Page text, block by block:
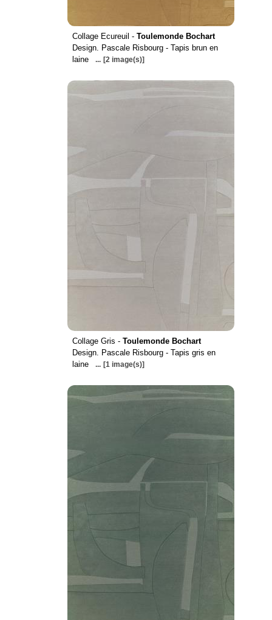
Collage Ecureuil - Toulemonde Bochart
Design. Pascale Risbourg - Tapis brun en
laine
... [2 image(s)]
Collage Gris - Toulemonde Bochart
Design. Pascale Risbourg - Tapis gris en
laine
... [1 image(s)]